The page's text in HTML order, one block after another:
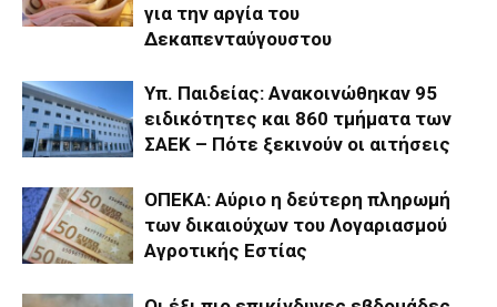
για την αργία του
Δεκαπενταύγουστου
Υπ. Παιδείας: Ανακοινώθηκαν 95
ειδικότητες και 860 τμήματα των
ΣΑΕΚ – Πότε ξεκινούν οι αιτήσεις
ΟΠΕΚΑ: Αύριο η δεύτερη πληρωμή
των δικαιούχων του Λογαριασμού
Αγροτικής Εστίας